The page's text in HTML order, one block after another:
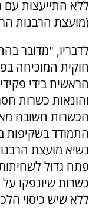
ללא התייעצות
(מועצת הרבנות
לדבריו, "מדובר
חוקית המוכיחה
הראשית בידי
והונאות כשרות
הכשרות חשובה
התמודד בשקיפות
נשיא מועצת
פתח גדול
כשרות שיונפקו על
ללא שיש כיסוי